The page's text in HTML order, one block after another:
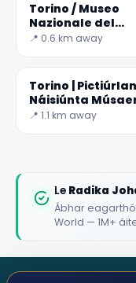
Torino / Museo
Nazionale del
Risorgimento
📍 0.6 km away
Torino |
Náisiúnta
📍 1.1 km away
Le Radika
Ábhar
World — 1M+